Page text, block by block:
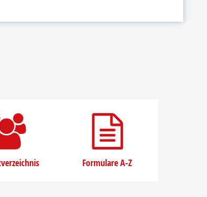
Formulare A-Z